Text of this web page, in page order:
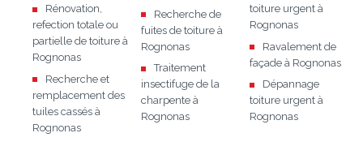
Rénovation,
refection totale ou
partielle de toiture à
Rognonas
Recherche et
remplacement des
tuiles cassés à
Rognonas
Recherche de
fuites de toiture à
Rognonas
Traitement
insectifuge de la
charpente à
Rognonas
toiture urgent à
Rognonas
Ravalement de
façade à Rognonas
Dépannage
toiture urgent à
Rognonas